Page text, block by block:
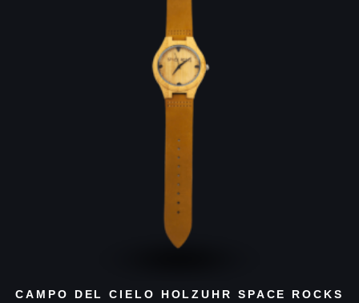
CAMPO DEL CIELO HOLZUHR SPACE ROCKS